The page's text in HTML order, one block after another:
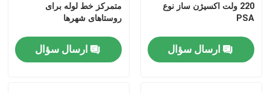
220 ولت اکسیژن ساز نوع
PSA
ارسال سؤال
متمرکز خط لوله برای
روستاهای شهرها
ارسال سؤال